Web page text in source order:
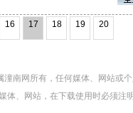
16 17 18 19 20
南网所有，任何媒体、网站或
、网站，在下载使用时必须注